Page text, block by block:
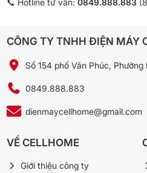
📞 Hotline tư vấn: 0849.888.883
CÔNG TY TNHH ĐIỆN MÁY
Số 154 phố Văn Phúc, Phường
0849.888.883
dienmaycellhome@gmail.com
VỀ CELLHOME
Giới thiệu công ty